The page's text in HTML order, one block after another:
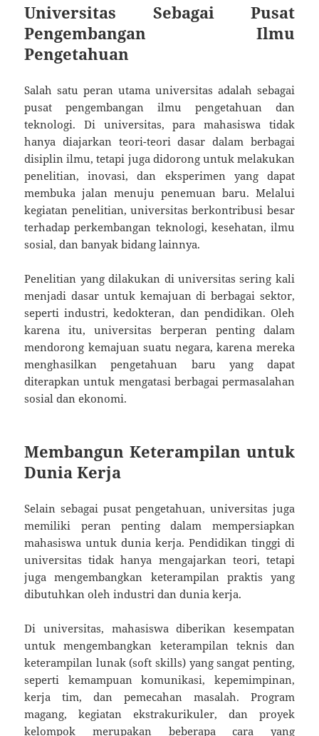
Universitas Sebagai Pusat
Pengembangan Ilmu
Pengetahuan
Salah satu peran utama universitas adalah sebagai
pusat pengembangan ilmu pengetahuan dan
teknologi. Di universitas, para mahasiswa tidak
hanya diajarkan teori-teori dasar dalam berbagai
disiplin ilmu, tetapi juga didorong untuk melakukan
penelitian, inovasi, dan eksperimen yang dapat
membuka jalan menuju penemuan baru. Melalui
kegiatan penelitian, universitas berkontribusi besar
terhadap perkembangan teknologi, kesehatan, ilmu
sosial, dan banyak bidang lainnya.
Penelitian yang dilakukan di universitas sering kali
menjadi dasar untuk kemajuan di berbagai sektor,
seperti industri, kedokteran, dan pendidikan. Oleh
karena itu, universitas berperan penting dalam
mendorong kemajuan suatu negara, karena mereka
menghasilkan pengetahuan baru yang dapat
diterapkan untuk mengatasi berbagai permasalahan
sosial dan ekonomi.
Membangun Keterampilan untuk
Dunia Kerja
Selain sebagai pusat pengetahuan, universitas juga
memiliki peran penting dalam mempersiapkan
mahasiswa untuk dunia kerja. Pendidikan tinggi di
universitas tidak hanya mengajarkan teori, tetapi
juga mengembangkan keterampilan praktis yang
dibutuhkan oleh industri dan dunia kerja.
Di universitas, mahasiswa diberikan kesempatan
untuk mengembangkan keterampilan teknis dan
keterampilan lunak (soft skills) yang sangat penting,
seperti kemampuan komunikasi, kepemimpinan,
kerja tim, dan pemecahan masalah. Program
magang, kegiatan ekstrakurikuler, dan proyek
kelompok merupakan beberapa cara yang